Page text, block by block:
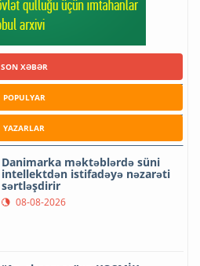
SON XƏBƏR
POPULYAR
YAZARLAR
Danimarka məktəblərdə süni
intellektdən istifadəyə nəzarəti
sərtləşdirir
08-08-2026